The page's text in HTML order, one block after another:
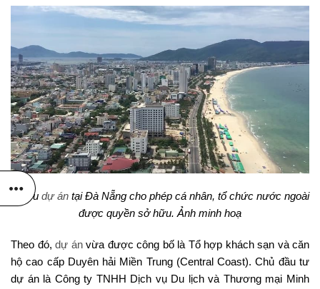
Nhiều dự ántại Đà Nẵng cho phép cá nhân, tổ chức nước ngoài
được quyền sở hữu. Ảnh minh hoạ
Theo đó, dự ánvừa được công bố là Tổ hợp khách sạn và căn
hộ cao cấp Duyên hải Miền Trung (Central Coast). Chủ đầu tư
dự án là Công ty TNHH Dịch vụ Du lịch và Thương mại Minh